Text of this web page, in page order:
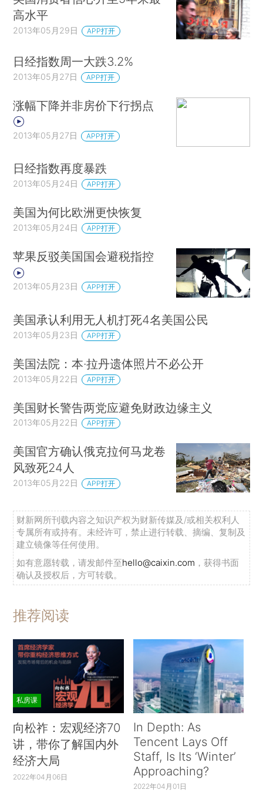
高水平
2013年05月29日 APP打开
日经指数周一大跌3.2%
2013年05月27日 APP打开
涨幅下降并非房价下行拐点
2013年05月27日 APP打开
日经指数再度暴跌
2013年05月24日 APP打开
美国为何比欧洲更快恢复
2013年05月24日 APP打开
苹果反驳美国国会避税指控
2013年05月23日 APP打开
美国承认利用无人机打死4名美国公民
2013年05月23日 APP打开
美国法院：本·拉丹遗体照片不必公开
2013年05月22日 APP打开
美国财长警告两党应避免财政边缘主义
2013年05月22日 APP打开
美国官方确认俄克拉何马龙卷
风致死24人
2013年05月22日 APP打开
财新网所刊载内容之知识产权为财新传媒及/或相关权利人
专属所有或持有。未经许可，禁止进行转载、摘编、复制及
建立镜像等任何使用。
如有意愿转载，请发邮件至hello@caixin.com ，获得书面
确认及授权后，方可转载。
推荐阅读
私房课
向松祚：宏观经济70
讲，带你了解国内外
经济大局
2022年04月06日
In Depth: As
Tencent Lays Off
Staff, Is Its ‘Winter’
Approaching?
2022年04月01日